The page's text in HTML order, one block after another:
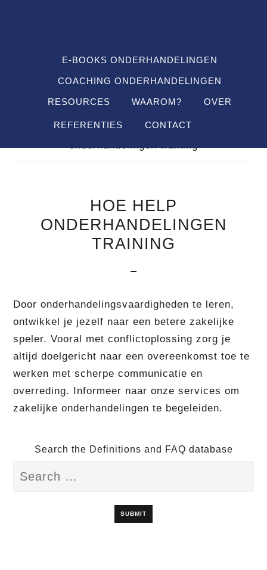
hoofdnavigatieE-BOOKS ONDERHANDELINGEN
COACHING ONDERHANDELINGEN
RESOURCES WAAROM? OVER
REFERENTIES CONTACT
Je bent hier: Home FAQ's/hoe help
onderhandelingen training
HOE HELP
ONDERHANDELINGEN
TRAINING
Door onderhandelingsvaardigheden te leren,
ontwikkel je jezelf naar een betere zakelijke
speler. Vooral met conflictoplossing zorg je
altijd doelgericht naar een overeenkomst toe te
werken met scherpe communicatie en
overreding. Informeer naar onze services om
zakelijke onderhandelingen te begeleiden.
Search the Definitions and FAQ database